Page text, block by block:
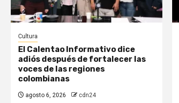
Cultura
El Calentao Informativo dice
adiós después de fortalecer las
voces de las regiones
colombianas
agosto 6, 2026 cdn24